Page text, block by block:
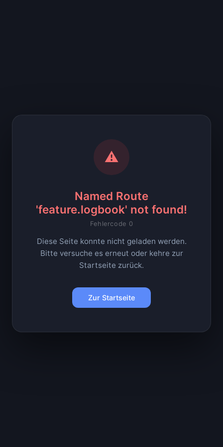
⚠
Named Route
'feature.logbook' not found!
Fehlercode 0
Diese Seite konnte nicht geladen werden.
Bitte versuche es erneut oder kehre zur
Startseite zurück.
Zur Startseite